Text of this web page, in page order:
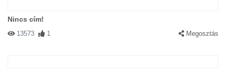
Nincs cím!
13573 1 Megosztás